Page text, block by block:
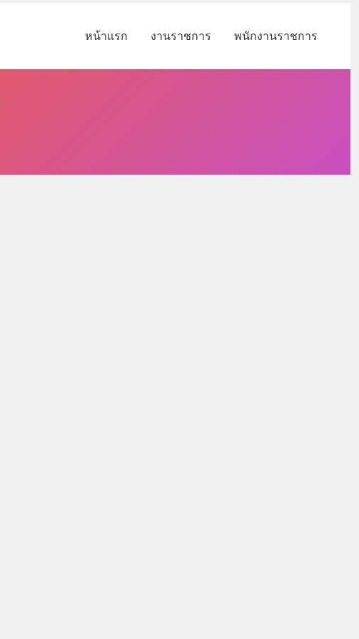
หน้าแรก งานราชการ พนักงานราชการ